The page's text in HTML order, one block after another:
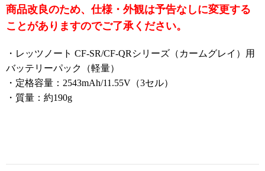
-QR4RFAAS/CF-QR4RRBCP/CF-QR4SRCCP/CF-QR4T
RBCP/CF-QR4URCCP/CF-QR4XRBCP/CF-QR4YRCC
R4RDKAS/CF-SR4RFAKS/CF-SR4RRBCP/CF-SR4SRC
CP/CF-SR4STGKS/CF-SR4TRBCP/CF-SR4URCCP/CF-
QR4RD7KS/CF-QR4RDAKS/CF-QR4RDDKS/CF-QR4R
DRKS/CF-QR4STGKS
商品改良のため、仕様・外観は予告なしに変更する
ことがありますのでご了承ください。
・レッツノート CF-SR/CF-QRシリーズ（カームグレイ）用
バッテリーパック（軽量）
・定格容量：2543mAh/11.55V（3セル）
・質量：約190g